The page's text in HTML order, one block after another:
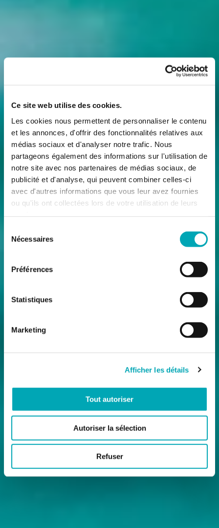
Ce site web utilise des cookies.
Les cookies nous permettent de personnaliser le contenu
et les annonces, d'offrir des fonctionnalités relatives aux
médias sociaux et d'analyser notre trafic. Nous
partageons également des informations sur l'utilisation de
notre site avec nos partenaires de médias sociaux, de
publicité et d'analyse, qui peuvent combiner celles-ci
avec d'autres informations que vous leur avez fournies
ou qu'ils ont collectées lors de votre utilisation de leurs
Nécessaires
Préférences
Statistiques
Marketing
Afficher les détails
Tout autoriser
Autoriser la sélection
Refuser